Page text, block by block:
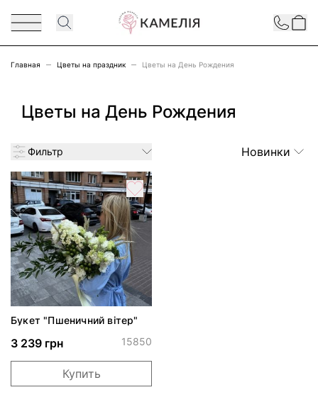
Перейти к содержимому
Contact
Главная Цветы на праздник Цветы на День Рождения
Цветы на День Рождения
Фильтр Новинки
Букет "Пшеничний вітер"
3 239 грн 15850
Купить